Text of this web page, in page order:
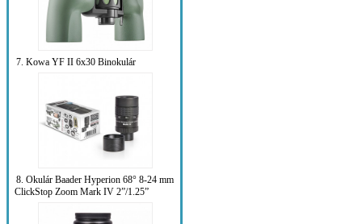
7. Kowa YF II 6x30 Binokulár
8. Okulár Baader Hyperion 68° 8-24 mm
ClickStop Zoom Mark IV 2”/1.25”